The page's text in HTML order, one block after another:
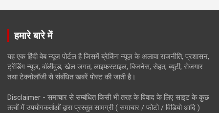
हमारे बारे में
यह एक हिंदी वेब न्यूज़ पोर्टल है जिसमें ब्रेकिंग न्यूज़ के अलावा राजनीति, प्रशासन,
ट्रेंडिंग न्यूज, बॉलीवुड, खेल जगत, लाइफस्टाइल, बिजनेस, सेहत, ब्यूटी, रोजगार
तथा टेक्नोलॉजी से संबंधित खबरें पोस्ट की जाती है।
Disclaimer - समाचार से सम्बंधित किसी भी तरह के विवाद के लिए साइट के कुछ
तत्वों में उपयोगकर्ताओं द्वारा प्रस्तुत सामग्री ( समाचार / फोटो / विडियो आदि )